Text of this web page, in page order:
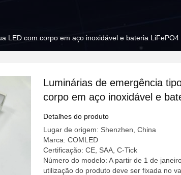
LED com corpo em aço inoxidável e bateria LiFePO4
Luminárias de emergência
corpo em aço inoxidável e
3000mAh
Detalhes do produto
Lugar de origem: Shenzhen, China
Marca: COMLED
Certificação: CE, SAA, C-Tick
Número do modelo: A partir de 1 de
utilização do produto deve ser fixada no